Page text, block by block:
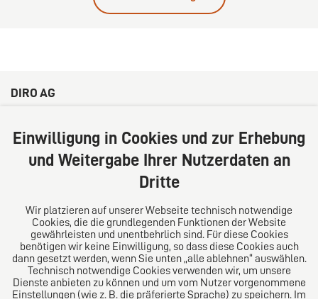
DIRO AG
20354 Hamburg
Deutschland
Tel: +49 (0) 40 41352231
Über uns
Das Kanzlei-Vertrauensnetzwerk. Aus Europa für die
Welt. Für den erfolgreichen Mittelstand.
Einwilligung in Cookies und zur Erhebung
und Weitergabe Ihrer Nutzerdaten an
Dritte
Wir platzieren auf unserer Webseite technisch notwendige
Cookies, die die grundlegenden Funktionen der Website
gewährleisten und unentbehrlich sind. Für diese Cookies
benötigen wir keine Einwilligung, so dass diese Cookies auch
dann gesetzt werden, wenn Sie unten „alle ablehnen“ auswählen.
Technisch notwendige Cookies verwenden wir, um unsere
Dienste anbieten zu können und um vom Nutzer vorgenommene
Einstellungen (wie z. B. die präferierte Sprache) zu speichern. Im